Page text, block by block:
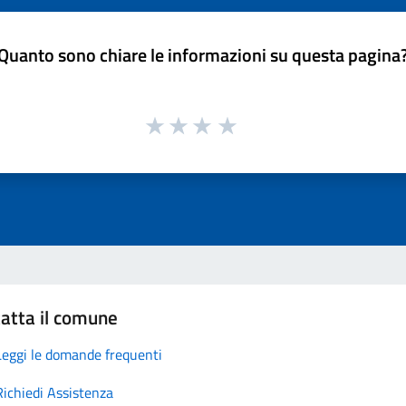
sono chiare le informazioni su questa
il comune
le domande frequenti
Assistenza